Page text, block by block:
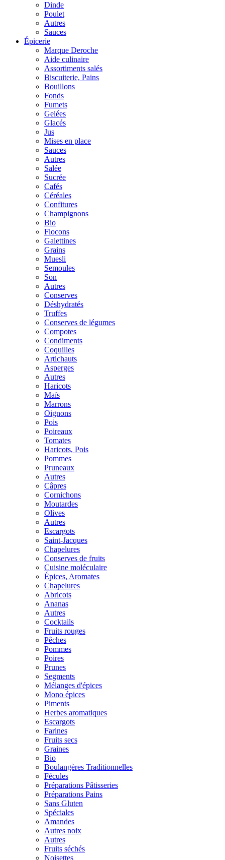
Dinde
Poulet
Autres
Sauces
Épicerie
Marque Deroche
Aide culinaire
Assortiments salés
Biscuiterie, Pains
Bouillons
Fonds
Fumets
Gelées
Glacés
Jus
Mises en place
Sauces
Autres
Salée
Sucrée
Cafés
Céréales
Confitures
Champignons
Bio
Flocons
Galettines
Grains
Muesli
Semoules
Son
Autres
Conserves
Déshydratés
Truffes
Conserves de légumes
Compotes
Condiments
Coquilles
Artichauts
Asperges
Autres
Haricots
Maïs
Marrons
Oignons
Pois
Poireaux
Tomates
Haricots, Pois
Pommes
Pruneaux
Autres
Câpres
Cornichons
Moutardes
Olives
Autres
Escargots
Saint-Jacques
Chapelures
Conserves de fruits
Cuisine moléculaire
Épices, Aromates
Chapelures
Abricots
Ananas
Autres
Cocktails
Fruits rouges
Pêches
Pommes
Poires
Prunes
Segments
Mélanges d'épices
Mono épices
Piments
Herbes aromatiques
Escargots
Farines
Fruits secs
Graines
Bio
Boulangères Traditionnelles
Fécules
Préparations Pâtisseries
Préparations Pains
Sans Gluten
Spéciales
Amandes
Autres noix
Autres
Fruits séchés
Noisettes